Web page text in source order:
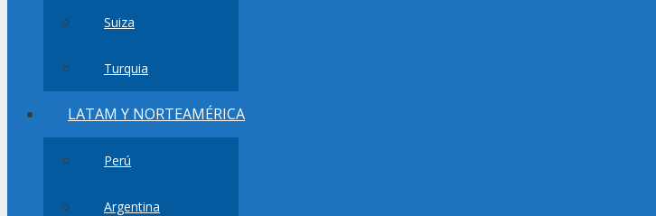
Suiza
Turquia
LATAM Y NORTEAMÉRICA
Perú
Argentina